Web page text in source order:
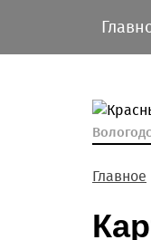
Главное